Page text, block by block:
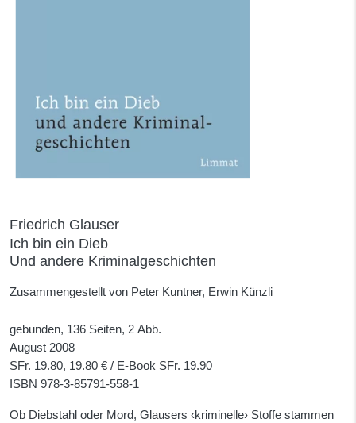
Friedrich Glauser
Ich bin ein Dieb
Und andere Kriminalgeschichten
Zusammengestellt von Peter Kuntner, Erwin Künzli
gebunden, 136 Seiten, 2 Abb.
August 2008
SFr. 19.80, 19.80 € / E-Book SFr. 19.90
ISBN 978-3-85791-558-1
Ob Diebstahl oder Mord, Glausers ‹kriminelle› Stoffe stammen